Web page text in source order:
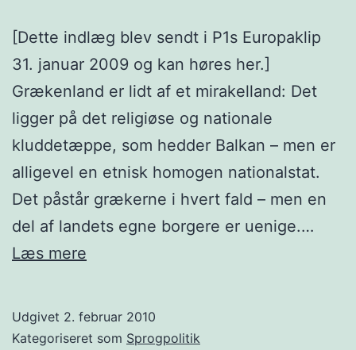
[Dette indlæg blev sendt i P1s Europaklip
31. januar 2009 og kan høres her.]
Grækenland er lidt af et mirakelland: Det
ligger på det religiøse og nationale
kluddetæppe, som hedder Balkan – men er
alligevel en etnisk homogen nationalstat.
Det påstår grækerne i hvert fald – men en
del af landets egne borgere er uenige.…
Læs mere
Udgivet 2. februar 2010
Kategoriseret som Sprogpolitik